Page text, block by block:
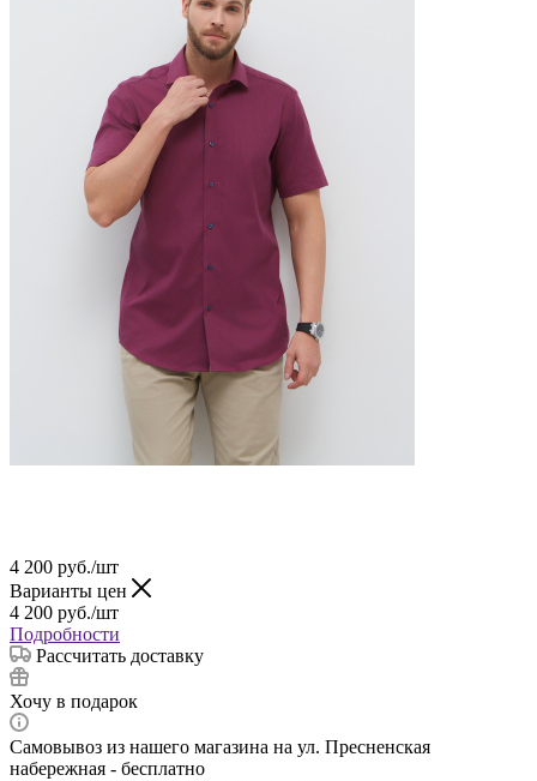
4 200 руб./шт
Варианты цен
4 200 руб./шт
Подробности
Рассчитать доставку
Хочу в подарок
Самовывоз из нашего магазина на ул. Пресненская
набережная - бесплатно